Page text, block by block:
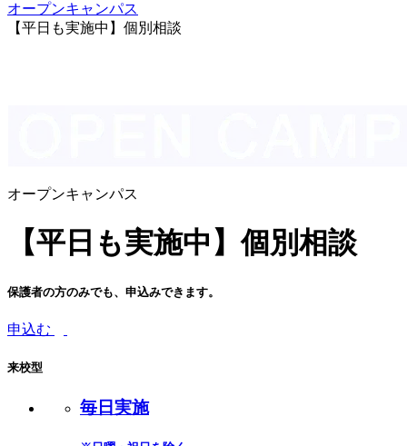
オープンキャンパス
【平日も実施中】個別相談
オープンキャンパス
【平日も実施中】個別相談
保護者の方のみでも、申込みできます。
申込む
来校型
毎日実施